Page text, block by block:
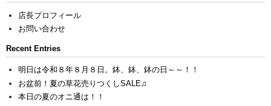
店長プロフィール
お問い合わせ
Recent Entries
明日は令和８年８月８日。鉢、鉢、鉢の日～～！！
お盆前！夏の草花売りつくしSALE♫
本日の夏のオニ通は！！